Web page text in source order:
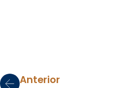
Anterior